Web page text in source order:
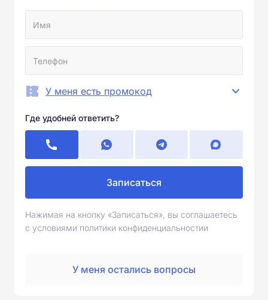
У меня есть промокод
Где удобней ответить?
Записаться
Нажимая на кнопку «Записаться», вы соглашаетесь
с условиями политики конфиденциальностии
У меня остались вопросы